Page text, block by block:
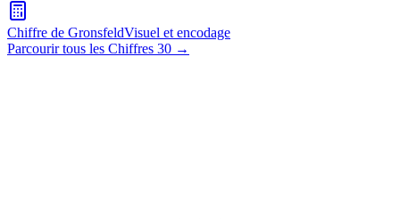
Chiffre de GronsfeldVisuel et encodage
Parcourir tous les Chiffres 30 →